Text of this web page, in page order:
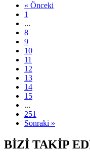
« Önceki
1
...
8
9
10
11
12
13
14
15
...
251
Sonraki »
BİZİ TAKİP